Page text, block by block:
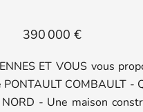
390 000 €
ET VOUS vous
PONTAULT COMBAULT -
NORD - Une maison